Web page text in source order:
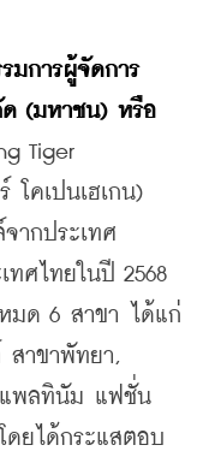
มการผู้จัดการ
ด (มหาชน) หรือ
Tiger
โคเปนเฮเกน)
ากประเทศ
ทศไทยในปี 2568
มด 6 สาขา ได้แก่
สาขาพัทยา,
พลทินัม แฟชั่น
ยได้กระแสตอบ